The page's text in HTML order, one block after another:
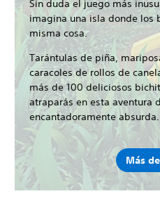
Sin duda el juego más
imagina una isla donde los
misma cosa.
Tarántulas de piña,
caracoles de rollos de
más de 100 deliciosos
atraparás en esta aventura
encantadoramente absurda.
Más